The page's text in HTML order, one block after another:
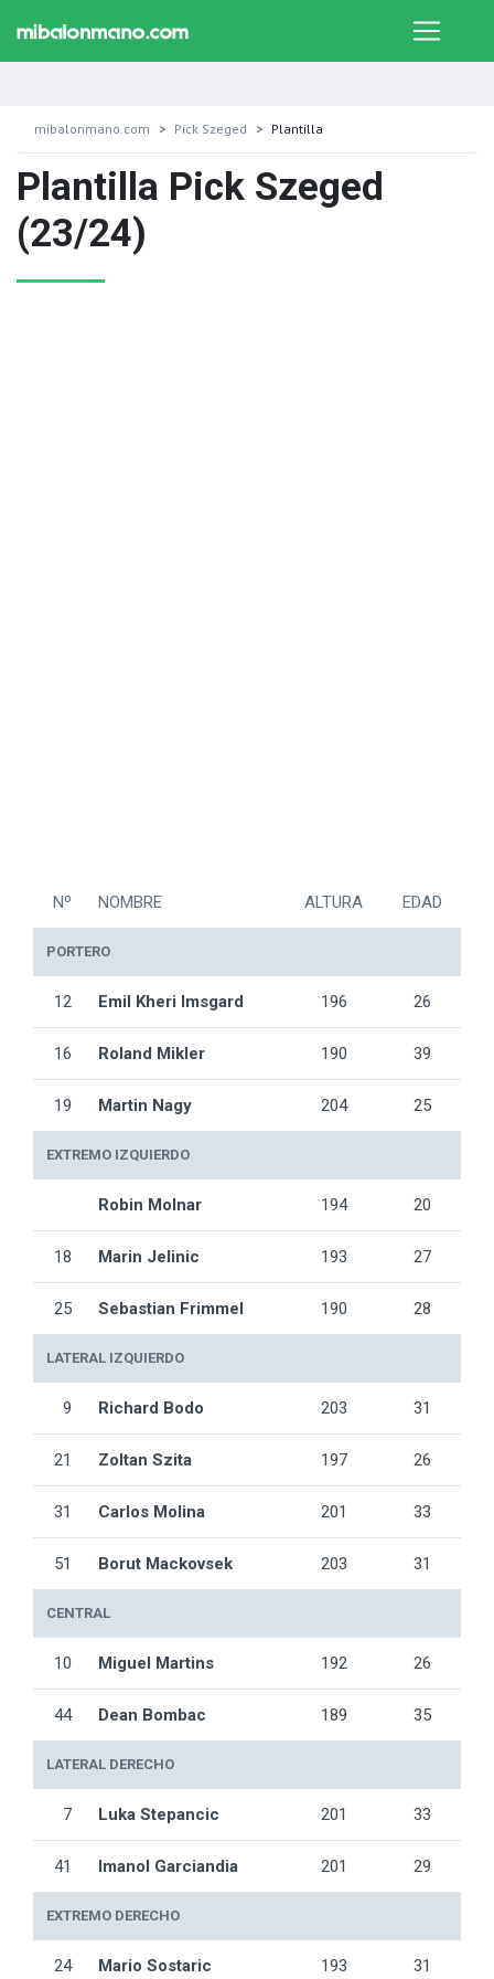
mibalonmano.com Pick Szeged Plantilla
Plantilla Pick Szeged
(23/24)
Nº NOMBRE ALTURA EDAD
PORTERO
12 Emil Kheri Imsgard 196 26
16 Roland Mikler 190 39
19 Martin Nagy 204 25
EXTREMO IZQUIERDO
Robin Molnar 194 20
18 Marin Jelinic 193 27
25 Sebastian Frimmel 190 28
LATERAL IZQUIERDO
9 Richard Bodo 203 31
21 Zoltan Szita 197 26
31 Carlos Molina 201 33
51 Borut Mackovsek 203 31
CENTRAL
10 Miguel Martins 192 26
44 Dean Bombac 189 35
LATERAL DERECHO
7 Luka Stepancic 201 33
41 Imanol Garciandia 201 29
EXTREMO DERECHO
24 Mario Sostaric 193 31